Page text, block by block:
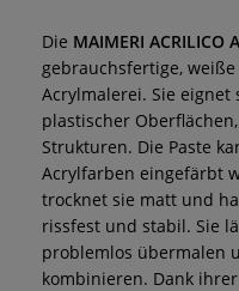
Die MAIMERI
gebrauchsfertige,
Acrylmalerei. Sie
plastischer
Strukturen. Die Paste
Acrylfarben eingefärbt
trocknet sie matt und
rissfest und stabil. Sie
problemlos übermalen
kombinieren. Dank